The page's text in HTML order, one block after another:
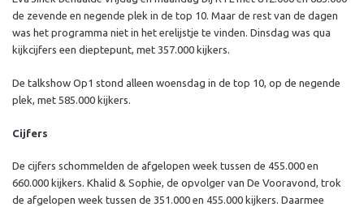
de zevende en negende plek in de top 10. Maar de rest van de dagen
was het programma niet in het erelijstje te vinden. Dinsdag was qua
kijkcijfers een dieptepunt, met 357.000 kijkers.
De talkshow Op1 stond alleen woensdag in de top 10, op de negende
plek, met 585.000 kijkers.
Cijfers
De cijfers schommelden de afgelopen week tussen de 455.000 en
660.000 kijkers. Khalid & Sophie, de opvolger van De Vooravond, trok
de afgelopen week tussen de 351.000 en 455.000 kijkers. Daarmee